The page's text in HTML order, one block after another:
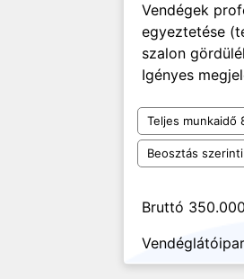
Vendégek
egyeztetése
szalon
Igényes
Teljes munkaidő
Beosztás szerinti
Bruttó
Vendéglátóipar